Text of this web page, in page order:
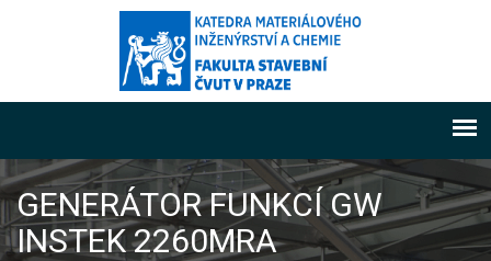
GENERÁTOR FUNKCÍ GW
INSTEK 2260MRA